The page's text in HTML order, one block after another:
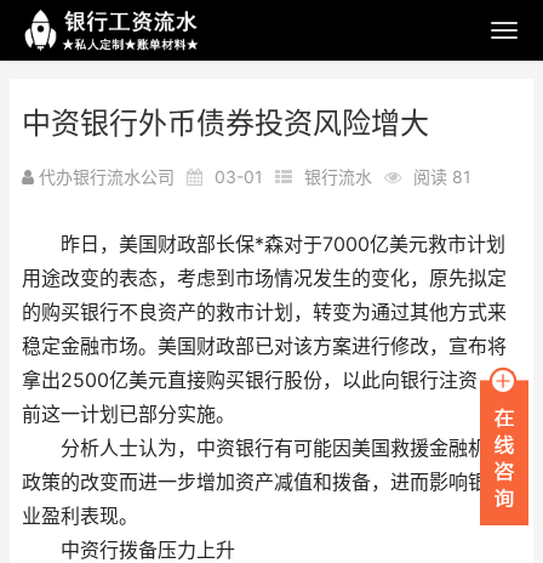
中资银行外币债券投资风险增大
代办银行流水公司 03-01 银行流水 阅读 81
昨日，美国财政部长保*森对于7000亿美元救市计划
用途改变的表态，考虑到市场情况发生的变化，原先拟定
的购买银行不良资产的救市计划，转变为通过其他方式来
稳定金融市场。美国财政部已对该方案进行修改，宣布将
拿出2500亿美元直接购买银行股份，以此向银行注资，目
前这一计划已部分实施。
分析人士认为，中资银行有可能因美国救援金融机构
政策的改变而进一步增加资产减值和拨备，进而影响银行
业盈利表现。
中资行拨备压力上升